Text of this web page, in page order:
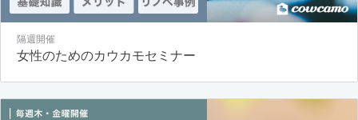
隔週開催
女性のためのカウカモセミナー